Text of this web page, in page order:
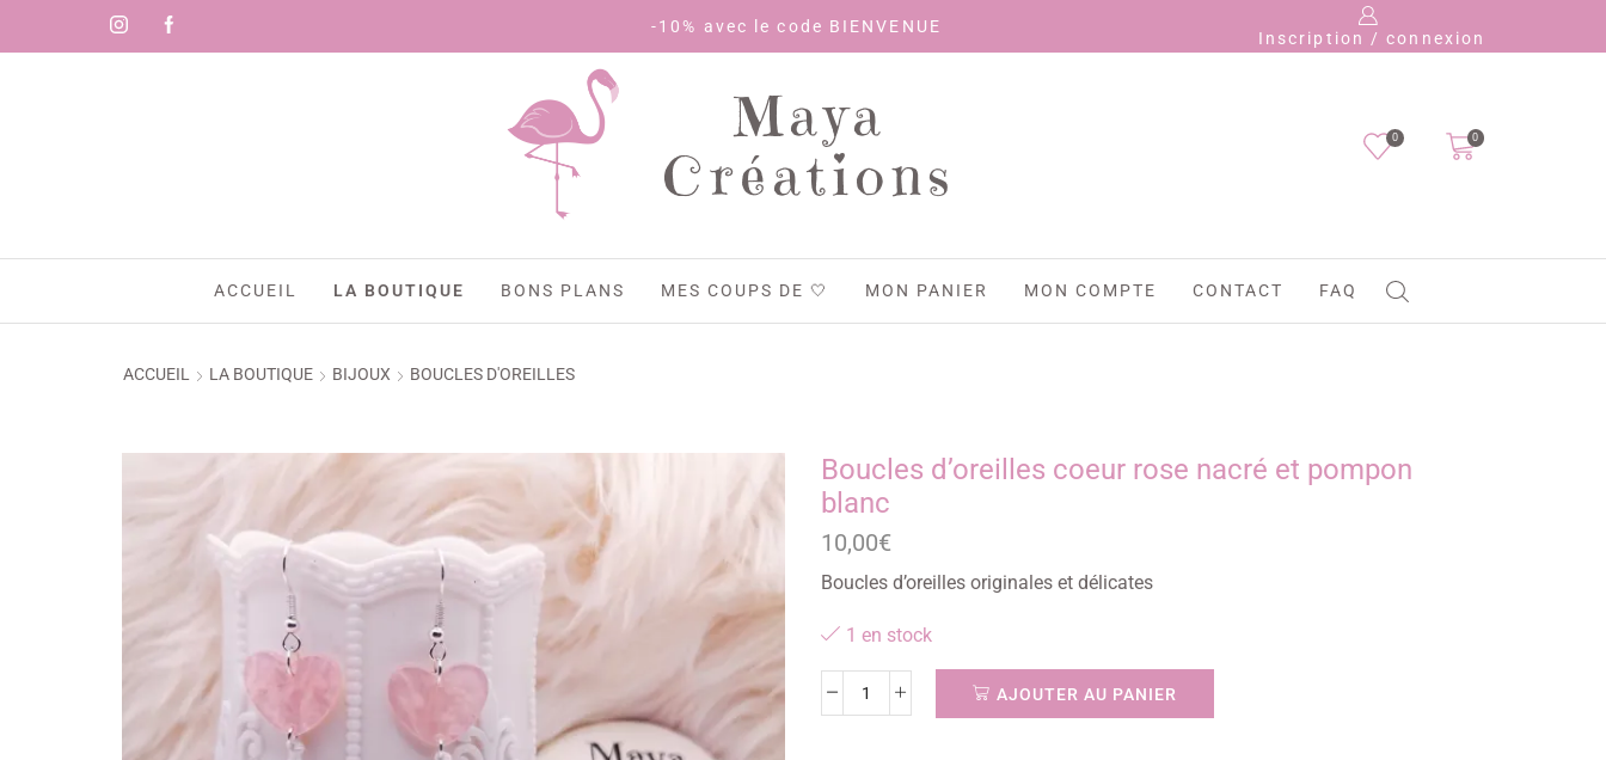
-10% avec le code BIENVENUE
Inscription / connexion
Maya
Créations
0 0
ACCUEIL LA BOUTIQUE BONS PLANS MES COUPS DE 🤍 MON PANIER MON COMPTE CONTACT FAQ
ACCUEIL LA BOUTIQUE BIJOUX BOUCLES D'OREILLES
Boucles d’oreilles coeur rose nacré et pompon
blanc
10,00€
Boucles d’oreilles originales et délicates
1 en stock
AJOUTER AU PANIER